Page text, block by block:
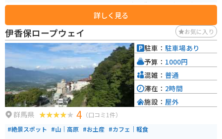
湯上がり後に肌がつるつるになると評判です。温泉街には365段の石段があ
り、その石段沿いには多くの土産物店や飲食店が並び、散策を楽しむことが
できます。 また、近隣には河鹿橋や伊香保ロープウェイなどの観光スポット
もあり、自然の美しさと共に温泉を楽しむことができます。バイクでのアク
セスも良く、ドライブの途中で訪れるのに最適な観光地です。伊香保温泉名
物のまんじゅうがとても美味しいのでオススメです。
詳しく見る
伊香保ロープウェイ お気に入り
群馬県 4 （口コミ1件）
#絶景スポット #山｜高原 #お土産 #カフェ｜軽食
駐車： 駐車場あり
予算： 1000円
混雑： 普通
滞在： 2時間
施設： 屋外